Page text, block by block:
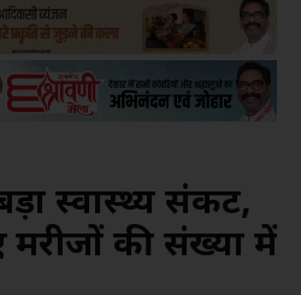
स्वास्थ्य संकट,
की संख्या में